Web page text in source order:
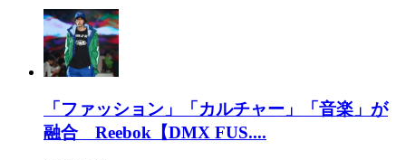
「ファッション」「カルチャー」「音楽」が
融合 Reebok【DMX FUS....